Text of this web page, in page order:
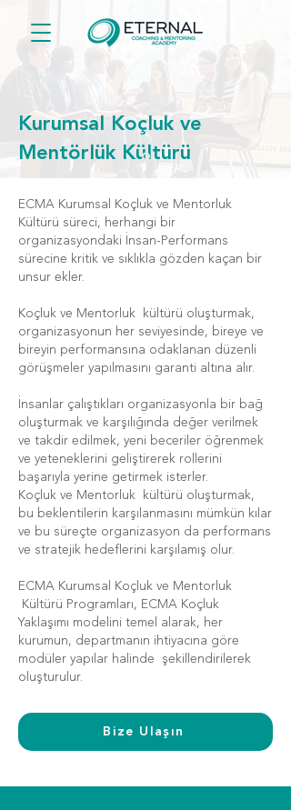
Kurumsal Koçluk ve
Mentörlük Kültürü
ECMA Kurumsal Koçluk ve Mentorluk
Kültürü süreci, herhangi bir
organizasyondaki İnsan-Performans
sürecine kritik ve sıklıkla gözden kaçan bir
unsur ekler.
Koçluk ve Mentorluk kültürü oluşturmak,
organizasyonun her seviyesinde, bireye ve
bireyin performansına odaklanan düzenli
görüşmeler yapılmasını garanti altına alır.
İnsanlar çalıştıkları organizasyonla bir bağ
oluşturmak ve karşılığında değer verilmek
ve takdir edilmek, yeni beceriler öğrenmek
ve yeteneklerini geliştirerek rollerini
başarıyla yerine getirmek isterler.
Koçluk ve Mentorluk kültürü oluşturmak,
bu beklentilerin karşılanmasını mümkün kılar
ve bu süreçte organizasyon da performans
ve stratejik hedeflerini karşılamış olur.
ECMA Kurumsal Koçluk ve Mentorluk
Kültürü Programları, ECMA Koçluk
Yaklaşımı modelini temel alarak, her
kurumun, departmanın ihtiyacına göre
modüler yapılar halinde şekillendirilerek
oluşturulur.
Bize Ulaşın